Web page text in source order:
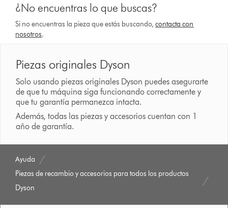
¿No encuentras lo que buscas?
Si no encuentras la pieza que estás buscando,contacta con
nosotros.
Piezas originales Dyson
Solo usando piezas originales Dyson puedes asegurarte
de que tu máquina siga funcionando correctamente y
que tu garantía permanezca intacta.
Además, todas las piezas y accesorios cuentan con 1
año de garantía.
Ayuda
Piezas de recambio y accesorios para todos los productos
Dyson